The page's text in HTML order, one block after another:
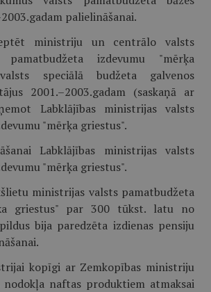
palielināšanai.
ministriju un centrālo valsts
izdevumu "mērķa
speciālā budžeta galvenos
2001.–2003.gadam (saskaņā ar
Labklājības ministrijas valsts
"mērķa griestus".
Labklājības ministrijas valsts
"mērķa griestus".
ministrijas valsts pamatbudžeta
griestus" par 300 tūkst. latu no
bija paredzēta izdienas pensiju
kopīgi ar Zemkopības ministriju
nodokļa naftas produktiem atmaksai